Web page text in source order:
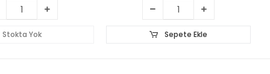
Stokta Yok Sepete Ekle